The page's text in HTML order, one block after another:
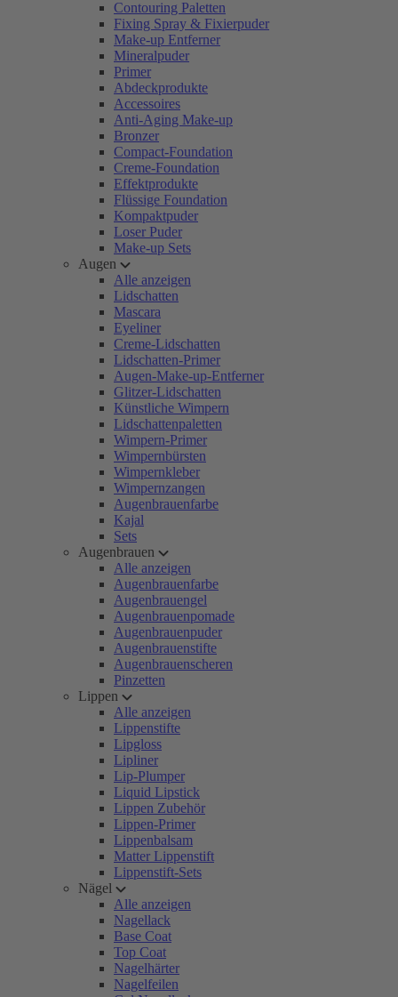
Contouring Paletten
Fixing Spray & Fixierpuder
Make-up Entferner
Mineralpuder
Primer
Abdeckprodukte
Accessoires
Anti-Aging Make-up
Bronzer
Compact-Foundation
Creme-Foundation
Effektprodukte
Flüssige Foundation
Kompaktpuder
Loser Puder
Make-up Sets
Augen
Alle anzeigen
Lidschatten
Mascara
Eyeliner
Creme-Lidschatten
Lidschatten-Primer
Augen-Make-up-Entferner
Glitzer-Lidschatten
Künstliche Wimpern
Lidschattenpaletten
Wimpern-Primer
Wimpernbürsten
Wimpernkleber
Wimpernzangen
Augenbrauenfarbe
Kajal
Sets
Augenbrauen
Alle anzeigen
Augenbrauenfarbe
Augenbrauengel
Augenbrauenpomade
Augenbrauenpuder
Augenbrauenstifte
Augenbrauenscheren
Pinzetten
Lippen
Alle anzeigen
Lippenstifte
Lipgloss
Lipliner
Lip-Plumper
Liquid Lipstick
Lippen Zubehör
Lippen-Primer
Lippenbalsam
Matter Lippenstift
Lippenstift-Sets
Nägel
Alle anzeigen
Nagellack
Base Coat
Top Coat
Nagelhärter
Nagelfeilen